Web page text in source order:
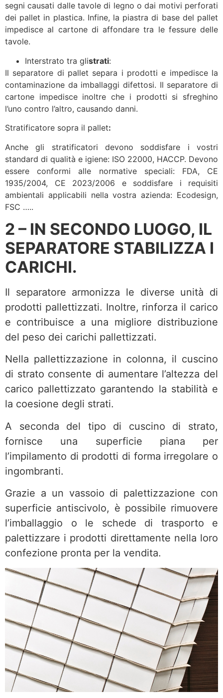
segni causati dalle tavole di legno o dai motivi perforati
dei pallet in plastica. Infine, la piastra di base del pallet
impedisce al cartone di affondare tra le fessure delle
tavole.
Interstrato tra glistrati:
Il separatore di pallet separa i prodotti e impedisce la
contaminazione da imballaggi difettosi. Il separatore di
cartone impedisce inoltre che i prodotti si sfreghino
l’uno contro l’altro, causando danni.
Stratificatore sopra il pallet:
Anche gli stratificatori devono soddisfare i vostri
standard di qualità e igiene: ISO 22000, HACCP. Devono
essere conformi alle normative speciali: FDA, CE
1935/2004, CE 2023/2006 e soddisfare i requisiti
ambientali applicabili nella vostra azienda: Ecodesign,
FSC …..
2 – IN SECONDO LUOGO, IL
SEPARATORE STABILIZZA I
CARICHI.
Il separatore armonizza le diverse unità di
prodotti pallettizzati. Inoltre, rinforza il carico
e contribuisce a una migliore distribuzione
del peso dei carichi pallettizzati.
Nella pallettizzazione in colonna, il cuscino
di strato consente di aumentare l’altezza del
carico pallettizzato garantendo la stabilità e
la coesione degli strati.
A seconda del tipo di cuscino di strato,
fornisce una superficie piana per
l’impilamento di prodotti di forma irregolare o
ingombranti.
Grazie a un vassoio di palettizzazione con
superficie antiscivolo, è possibile rimuovere
l’imballaggio o le schede di trasporto e
palettizzare i prodotti direttamente nella loro
confezione pronta per la vendita.